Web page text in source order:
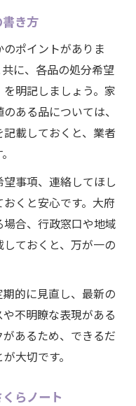
き方
ポイントがありま
に、各品の処分希望
を明記しましょう。家
ある品については、
載しておくと、業者
事項、連絡してほし
くと安心です。大府
合、行政窓口や地域
ておくと、万が一の
的に見直し、最新の
不明瞭な表現がある
あるため、できるだ
大切です。
らノート